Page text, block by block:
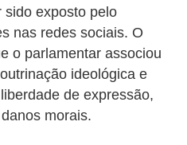
sido exposto pelo
nas redes sociais. O
o parlamentar associou
ideológica e
de expressão,
morais.